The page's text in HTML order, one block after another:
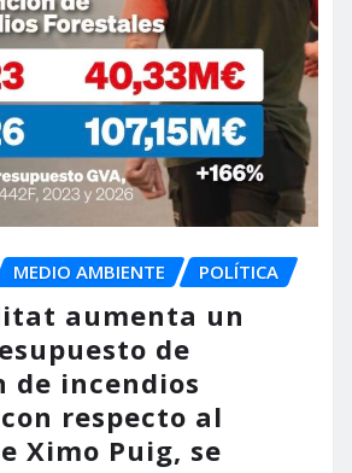
MEDIO AMBIENTE POLÍTICA
aumenta un
de
de incendios
respecto al
Ximo Puig, se